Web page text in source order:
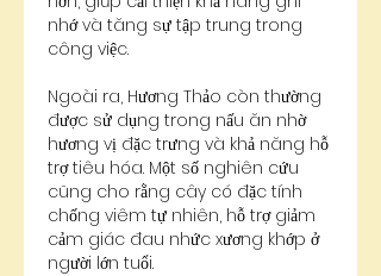
nhớ và tăng sự tập trung trong
công việc.
Ngoài ra, Hương Thảo còn thường
được sử dụng trong nấu ăn nhờ
hương vị đặc trưng và khả năng hỗ
trợ tiêu hóa. Một số nghiên cứu
cũng cho rằng cây có đặc tính
chống viêm tự nhiên, hỗ trợ giảm
cảm giác đau nhức xương khớp ở
người lớn tuổi.